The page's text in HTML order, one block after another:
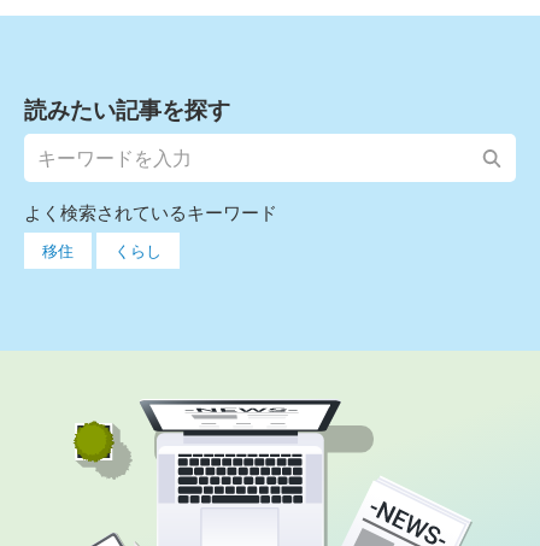
読みたい記事を探す
よく検索されているキーワード
移住 くらし